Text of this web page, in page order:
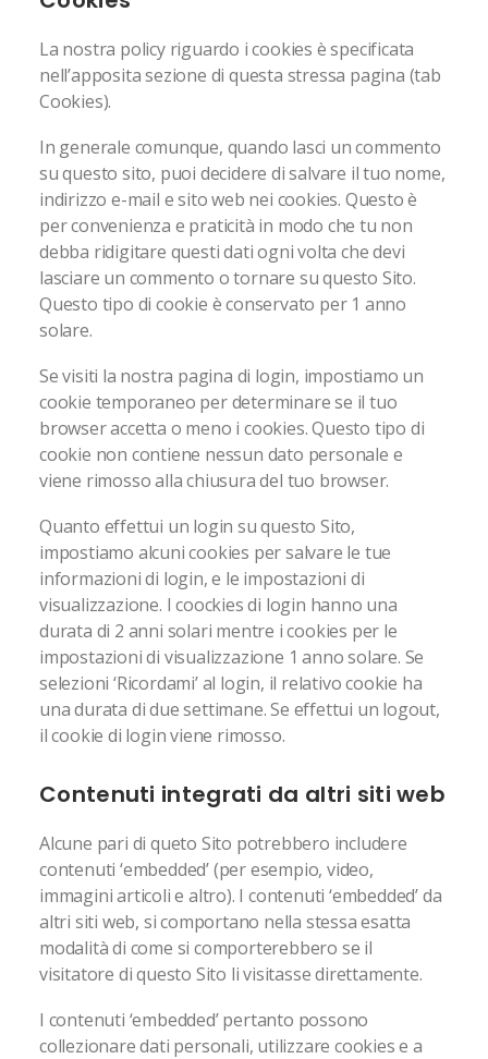
La nostra policy riguardo i cookies è specificata
nell’apposita sezione di questa stressa pagina (tab
Cookies).
In generale comunque, quando lasci un commento
su questo sito, puoi decidere di salvare il tuo nome,
indirizzo e-mail e sito web nei cookies. Questo è
per convenienza e praticità in modo che tu non
debba ridigitare questi dati ogni volta che devi
lasciare un commento o tornare su questo Sito.
Questo tipo di cookie è conservato per 1 anno
solare.
Se visiti la nostra pagina di login, impostiamo un
cookie temporaneo per determinare se il tuo
browser accetta o meno i cookies. Questo tipo di
cookie non contiene nessun dato personale e
viene rimosso alla chiusura del tuo browser.
Quanto effettui un login su questo Sito,
impostiamo alcuni cookies per salvare le tue
informazioni di login, e le impostazioni di
visualizzazione. I coockies di login hanno una
durata di 2 anni solari mentre i cookies per le
impostazioni di visualizzazione 1 anno solare. Se
selezioni ‘Ricordami’ al login, il relativo cookie ha
una durata di due settimane. Se effettui un logout,
il cookie di login viene rimosso.
Contenuti integrati da altri siti web
Alcune pari di queto Sito potrebbero includere
contenuti ‘embedded’ (per esempio, video,
immagini articoli e altro). I contenuti ‘embedded’ da
altri siti web, si comportano nella stessa esatta
modalità di come si comporterebbero se il
visitatore di questo Sito li visitasse direttamente.
I contenuti ‘embedded’ pertanto possono
collezionare dati personali, utilizzare cookies e a